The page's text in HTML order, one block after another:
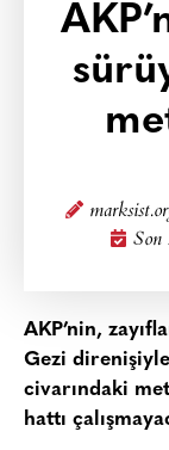
AKP’nin,
Gezi
civarındaki
hattı